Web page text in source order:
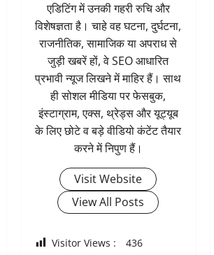
एडिटिंग में उनकी गहरी रुचि और
विशेषज्ञता है। चाहे वह घटना, दुर्घटना,
राजनीतिक, सामाजिक या अपराध से
जुड़ी खबरें हों, वे SEO आधारित
प्रभावी न्यूज लिखने में माहिर हैं। साथ
ही सोशल मीडिया पर फेसबुक,
इंस्टाग्राम, एक्स, थ्रेड्स और यूट्यूब
के लिए छोटे व बड़े वीडियो कंटेंट तैयार
करने में निपुण हैं।
Visit Website
View All Posts
Visitor Views : 436